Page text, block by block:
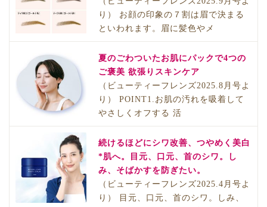
り） お顔の印象の７割は眉で決まる
といわれます。眉に髪色やメ
夏のごわついたお肌にパックで4つの
ご褒美 欲張りスキンケア
（ビューティーフレンズ2025.8月号よ
り） POINT1.お肌の汚れを吸着して
やさしくオフする 活
続けるほどにシワ改善、つやめく美白
*肌へ。目元、口元、首のシワ。し
み、そばかすを防ぎたい。
（ビューティーフレンズ2025.4月号よ
り） 目元、口元、首のシワ。しみ、